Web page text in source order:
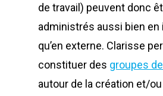
de travail) peuvent donc
administrés aussi bien en
qu’en externe. Clarisse
constituer des groupes
autour de la création et/ou